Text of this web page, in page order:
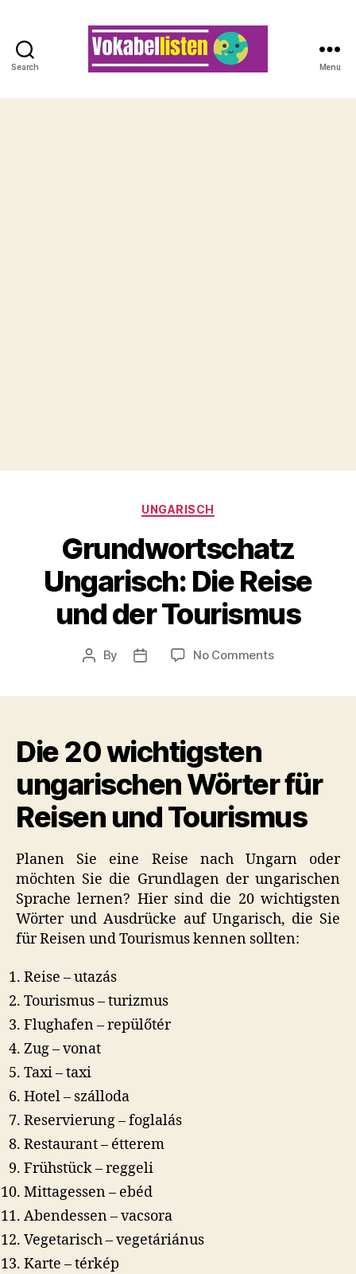
Search Menu
Categories
UNGARISCH
Grundwortschatz
Ungarisch: Die Reise
und der Tourismus
Post
By
Post
No Commentson
Tourismus
Die 20 wichtigsten
ungarischen Wörter für
Reisen und Tourismus
Planen Sie eine Reise nach Ungarn oder
möchten Sie die Grundlagen der ungarischen
Sprache lernen? Hier sind die 20 wichtigsten
Wörter und Ausdrücke auf Ungarisch, die Sie
für Reisen und Tourismus kennen sollten:
Reise – utazás
Tourismus – turizmus
Flughafen – repülőtér
Zug – vonat
Taxi – taxi
Hotel – szálloda
Reservierung – foglalás
Restaurant – étterem
Frühstück – reggeli
Mittagessen – ebéd
Abendessen – vacsora
Vegetarisch – vegetáriánus
Karte – térkép